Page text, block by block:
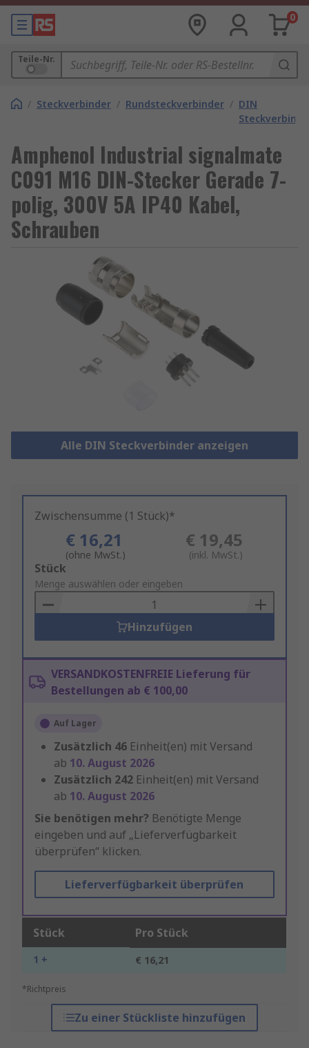
0
Teile-Nr.
/ Steckverbinder / Rundsteckverbinder / DIN
Amphenol Industrial signalmate
C091 M16 DIN-Stecker Gerade 7-
polig, 300V 5A IP40 Kabel,
Schrauben
Alle DIN Steckverbinder anzeigen
Zwischensumme (1 Stück)*
€ 16,21
(ohne MwSt.)
€ 19,45
(inkl. MwSt.)
Add
to
Basket
Stück
Menge auswählen oder eingeben
Hinzufügen
VERSANDKOSTENFREIE Lieferung für
Bestellungen ab € 100,00
Auf Lager
Zusätzlich 46 Einheit(en) mit Versand
ab 10. August 2026
Zusätzlich 242 Einheit(en) mit Versand
ab 10. August 2026
Sie benötigen mehr? Benötigte Menge
eingeben und auf „Lieferverfügbarkeit
überprüfen“ klicken.
Lieferverfügbarkeit überprüfen
Stück Pro Stück
1 + € 16,21
*Richtpreis
Zu einer Stückliste hinzufügen